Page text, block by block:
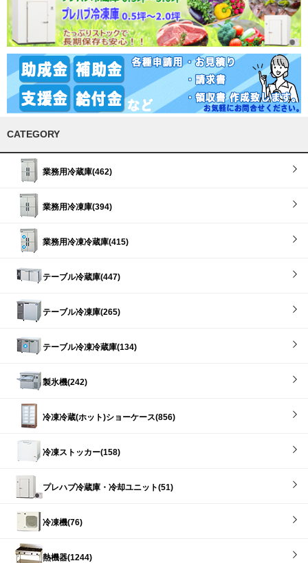
CATEGORY
業務用冷蔵庫(462)
業務用冷凍庫(394)
業務用冷凍冷蔵庫(415)
テーブル冷蔵庫(447)
テーブル冷凍庫(265)
テーブル冷凍冷蔵庫(134)
製氷機(242)
冷凍冷蔵(ホット)ショーケース(856)
冷凍ストッカー(158)
プレハブ冷蔵庫・冷却ユニット(51)
冷凍機(76)
熱機器(1244)